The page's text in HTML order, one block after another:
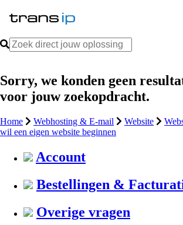
Sorry, we konden geen
voor jouw zoekopdracht.
Home Webhosting & E-mail Website
wil een eigen website beginnen
Account
Bestellingen &
Overige vragen